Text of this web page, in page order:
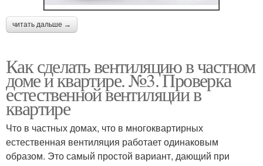
читать дальше →
Как сделать вентиляцию в частном
доме и квартире. №3. Проверка
естественной вентиляции в
квартире
Что в частных домах, что в многоквартирных
естественная вентиляция работает одинаковым
образом. Это самый простой вариант, дающий при